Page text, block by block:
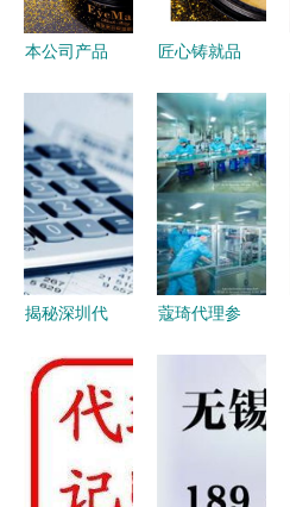
本公司产品
oem/dom
加工贴牌定
制,20年化
妆品专业实
力工厂帮您
打造
匠心铸就品
20年实力工
厂助力
OEM/ODM
定制新篇章
揭秘深圳代
会计记账一
般多少钱及
析
蔻琦代理参
见证品质与
专业的力量